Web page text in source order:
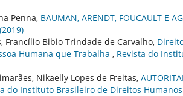
Penna, BAUMAN, ARENDT, FOUCAULT E
Francílio Bibio Trindade de Carvalho,
Humana que Trabalha , Revista do
Nikaelly Lopes de Freitas,
do Instituto Brasileiro de Direitos